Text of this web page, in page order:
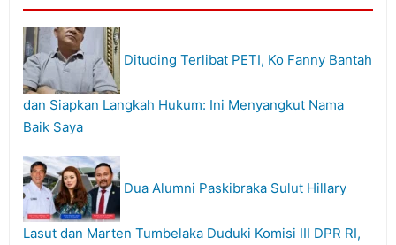
Dituding Terlibat PETI, Ko Fanny Bantah
dan Siapkan Langkah Hukum: Ini Menyangkut Nama
Baik Saya
Dua Alumni Paskibraka Sulut Hillary
Lasut dan Marten Tumbelaka Duduki Komisi III DPR RI,